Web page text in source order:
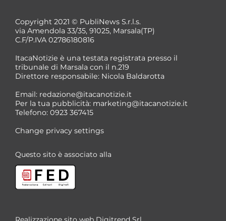
Copyright 2021 © PubliNews S.r.l.s.
via Amendola 33/35, 91025, Marsala(TP)
C.F/P.IVA 02786180816
ItacaNotizie è una testata registrata presso il
tribunale di Marsala con il n.219
Direttore responsabile: Nicola Baldarotta
Email: redazione@itacanotizie.it
Per la tua pubblicità: marketing@itacanotizie.it
Telefono: 0923 367415
Change privacy settings
Questo sito è associato alla